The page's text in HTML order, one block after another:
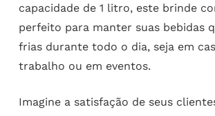
capacidade de 1 litro, este brinde
perfeito para manter suas bebidas
frias durante todo o dia, seja em
trabalho ou em eventos.
Imagine a satisfação de seus